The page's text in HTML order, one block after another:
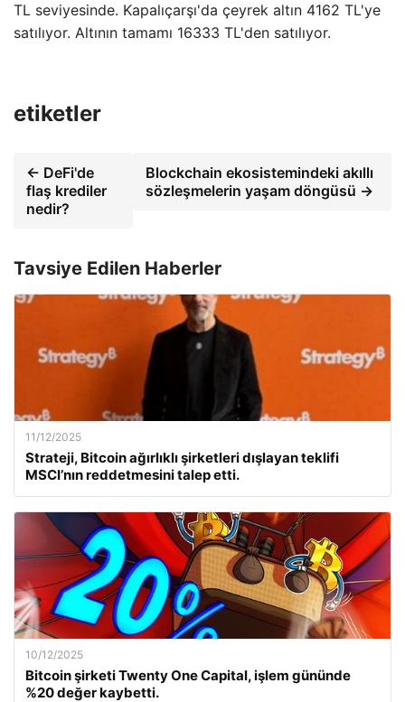
TL seviyesinde. Kapalıçarşı'da çeyrek altın 4162 TL'ye
satılıyor. Altının tamamı 16333 TL'den satılıyor.
etiketler
← DeFi'de
flaş krediler
nedir?
Blockchain ekosistemindeki akıllı
sözleşmelerin yaşam döngüsü →
Tavsiye Edilen Haberler
11/12/2025
Strateji, Bitcoin ağırlıklı şirketleri dışlayan teklifi
MSCI’nın reddetmesini talep etti.
10/12/2025
Bitcoin şirketi Twenty One Capital, işlem gününde
%20 değer kaybetti.